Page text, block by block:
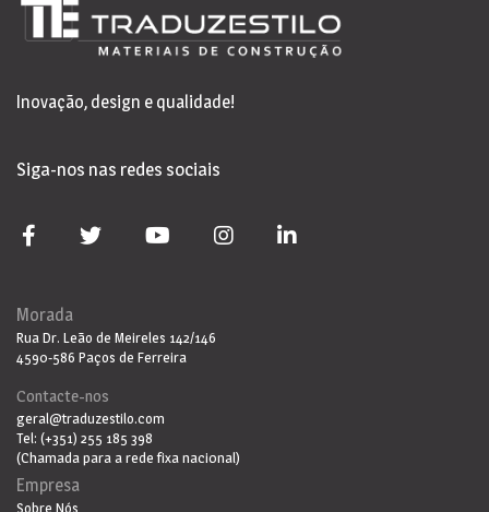
Inovação, design e qualidade!
Siga-nos nas redes sociais
Morada
Rua Dr. Leão de Meireles 142/146
4590-586 Paços de Ferreira
Contacte-nos
geral@traduzestilo.com
Tel: (+351) 255 185 398
(Chamada para a rede fixa nacional)
Empresa
Sobre Nós